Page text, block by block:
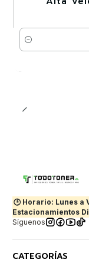
Cantidad
🕒 Horario: Lunes a
Estacionamientos
Síguenos
CATEGORÍAS